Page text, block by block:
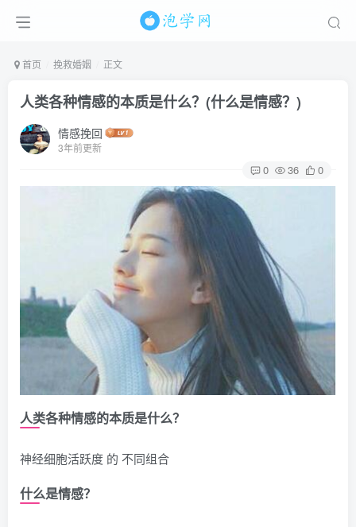
首页 挽救婚姻 正文
人类各种情感的本质是什么？(什么是情感？)
情感挽回
3年前更新
0 36 0
人类各种情感的本质是什么？
神经细胞活跃度 的 不同组合
什么是情感？